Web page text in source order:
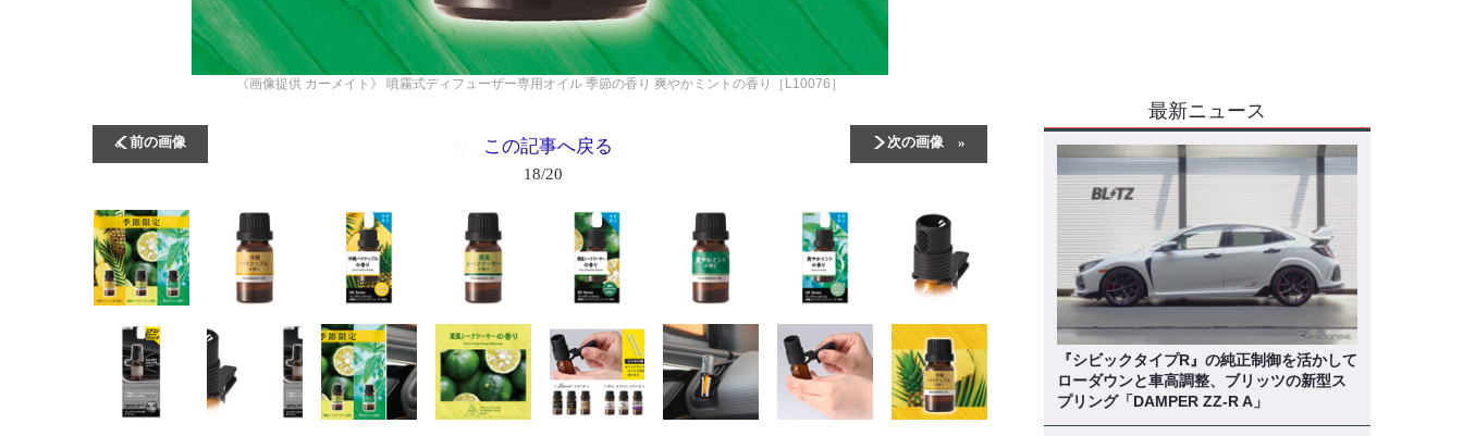
《画像提供 カーメイト》 噴霧式ディフューザー専用オイル 季節の香り 爽やかミントの香り［L10076］
前の画像 次の画像
この記事へ戻る
18/20
最新ニュース
『シビックタイプR』の純正制御を活かして
ローダウンと車高調整、ブリッツの新型ス
プリング「DAMPER ZZ-R A」